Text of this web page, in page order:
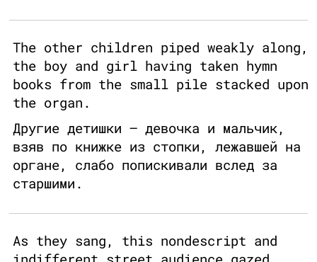
The other children piped weakly along,
the boy and girl having taken hymn
books from the small pile stacked upon
the organ.
Другие детишки – девочка и мальчик,
взяв по книжке из стопки, лежавшей на
органе, слабо попискивали вслед за
старшими.
As they sang, this nondescript and